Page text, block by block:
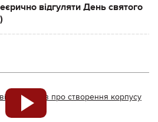
відгуляти День святого